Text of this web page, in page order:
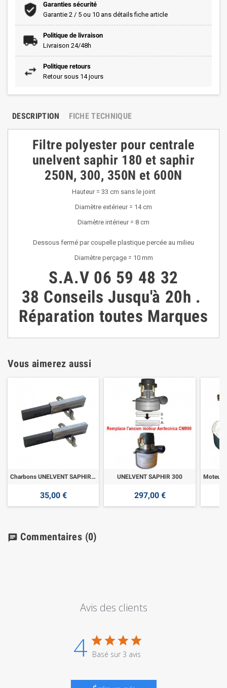
Garanties sécurité
Garantie 2 / 5 ou 10 ans détails fiche article
Politique de livraison
Livraison 24/48h
Politique retours
Retour sous 14 jours
DESCRIPTION FICHE TECHNIQUE
Filtre polyester pour centrale
unelvent saphir 180 et saphir
250N, 300, 350N et 600N
Hauteur = 33 cm sans le joint
Diamètre extérieur = 14 cm
Diamètre intérieur = 8 cm
Dessous fermé par coupelle plastique percée au milieu
Diamètre perçage = 10 mm
S.A.V 06 59 48 32
38 ConseilsJusqu'à 20h .
Réparation toutes Marques
Vous aimerez aussi
Charbons UNELVENT SAPHIR 180
35,00 €
UNELVENT SAPHIR 300
297,00 €
chat Commentaires (0)
Avis des clients
4 Basé sur 3 avis